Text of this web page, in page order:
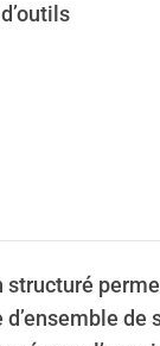
structuré
d’ensemble